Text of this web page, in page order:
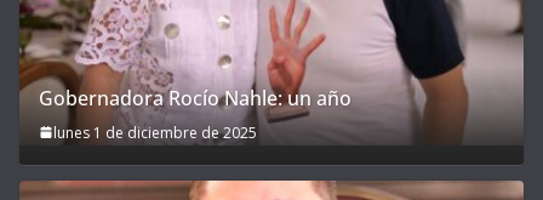
Gobernadora Rocío Nahle: un año
lunes 1 de diciembre de 2025